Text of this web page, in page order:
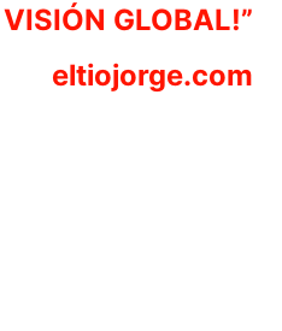
VISIÓN GLOBAL!”
eltiojorge.com